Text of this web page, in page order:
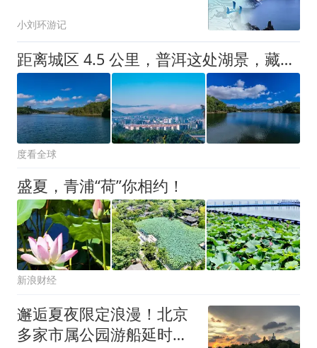
小刘环游记
距离城区 4.5 公里，普洱这处湖景，藏着茶城的前世今生！
度看全球
盛夏，青浦“荷”你相约！
新浪财经
邂逅夏夜限定浪漫！北京
多家市属公园游船延时运